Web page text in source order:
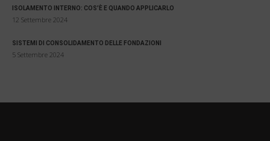
ISOLAMENTO INTERNO: COS’È E QUANDO APPLICARLO
12 Settembre 2024
SISTEMI DI CONSOLIDAMENTO DELLE FONDAZIONI
5 Settembre 2024